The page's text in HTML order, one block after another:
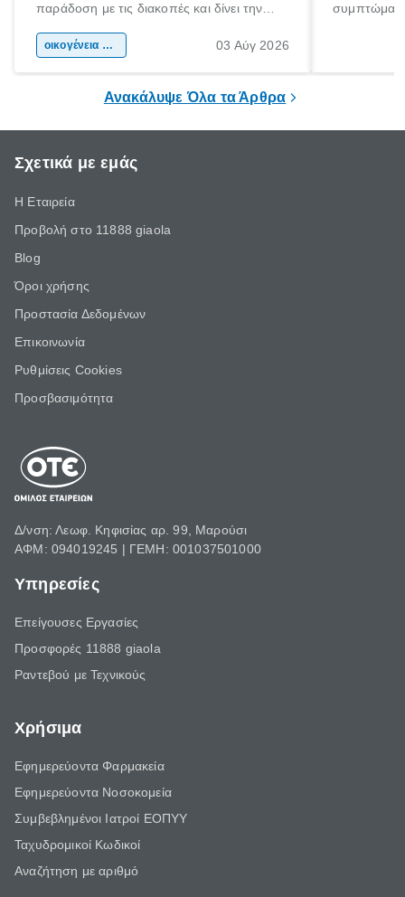
παράδοση με τις διακοπές και δίνει την
χώρας. Είτε πρόκειται για λίγες μέρες
οικογένεια & παιδί 03 Αύγ 2026
Ανακάλυψε Όλα τα Άρθρα
Σχετικά με εμάς
Η Εταιρεία
Προβολή στο 11888 giaola
Blog
Όροι χρήσης
Προστασία Δεδομένων
Επικοινωνία
Ρυθμίσεις Cookies
Προσβασιμότητα
Δ/νση: Λεωφ. Κηφισίας αρ. 99, Μαρούσι
ΑΦΜ: 094019245 | ΓΕΜΗ: 001037501000
Υπηρεσίες
Επείγουσες Εργασίες
Προσφορές 11888 giaola
Ραντεβού με Τεχνικούς
Χρήσιμα
Εφημερεύοντα Φαρμακεία
Εφημερεύοντα Νοσοκομεία
Συμβεβλημένοι Ιατροί ΕΟΠΥΥ
Ταχυδρομικοί Κωδικοί
Αναζήτηση με αριθμό